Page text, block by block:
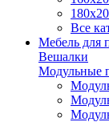
Все
Мебель для
Вешалки
Модульные